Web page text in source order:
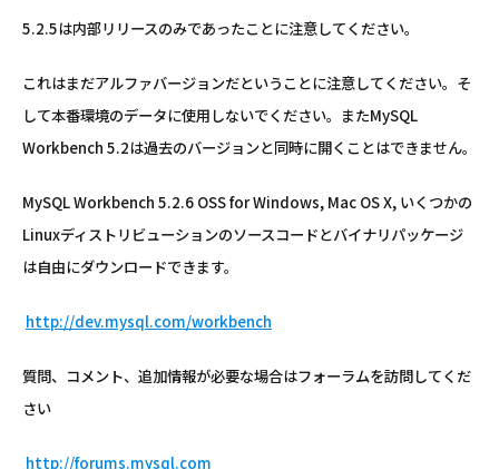
5.2.5は内部リリースのみであったことに注意してください。
これはまだアルファバージョンだということに注意してください。そ
して本番環境のデータに使用しないでください。またMySQL
Workbench 5.2は過去のバージョンと同時に開くことはできません。
MySQL Workbench 5.2.6 OSS for Windows, Mac OS X, いくつかの
Linuxディストリビューションのソースコードとバイナリパッケージ
は自由にダウンロードできます。
http://dev.mysql.com/workbench
質問、コメント、追加情報が必要な場合はフォーラムを訪問してくだ
さい
http://forums.mysql.com